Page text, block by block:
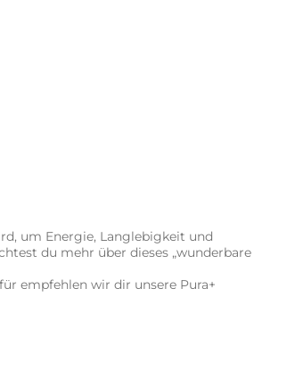
um Energie, Langlebigkeit und
du mehr über dieses „wunderbare
empfehlen wir dir unsere Pura+